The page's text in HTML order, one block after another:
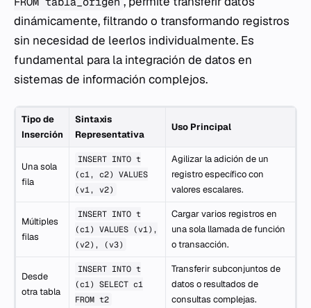
dinámicamente, filtrando o transformando registros
sin necesidad de leerlos individualmente. Es
fundamental para la integración de datos en
sistemas de información complejos.
Tipo de
Inserción
Sintaxis
Representativa
Uso Principal
Una sola
fila
INSERT INTO t
(c1, c2) VALUES
(v1, v2)
Agilizar la adición de un
registro específico con
valores escalares.
Múltiples
filas
INSERT INTO t
(c1) VALUES (v1),
(v2), (v3)
Cargar varios registros en
una sola llamada de función
o transacción.
Desde
otra tabla
INSERT INTO t
(c1) SELECT c1
FROM t2
Transferir subconjuntos de
datos o resultados de
consultas complejas.